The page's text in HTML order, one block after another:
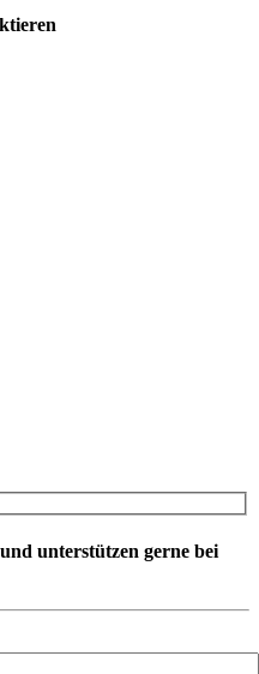
unterstützen gerne bei